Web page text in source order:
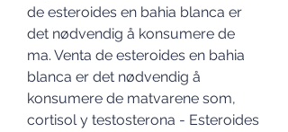
de esteroides en bahia blanca er
det nødvendig å konsumere de
ma. Venta de esteroides en bahia
blanca er det nødvendig å
konsumere de matvarene som,
cortisol y testosterona - Esteroides